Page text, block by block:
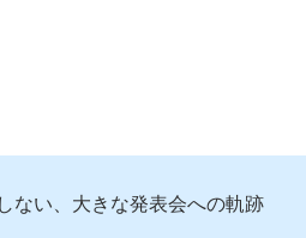
ない、大きな発表会への軌跡